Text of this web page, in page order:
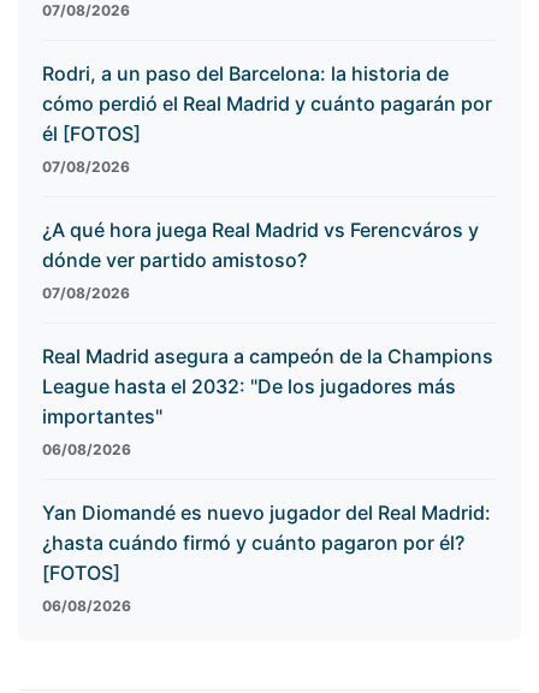
07/08/2026
Rodri, a un paso del Barcelona: la historia de
cómo perdió el Real Madrid y cuánto pagarán por
él [FOTOS]
07/08/2026
¿A qué hora juega Real Madrid vs Ferencváros y
dónde ver partido amistoso?
07/08/2026
Real Madrid asegura a campeón de la Champions
League hasta el 2032: "De los jugadores más
importantes"
06/08/2026
Yan Diomandé es nuevo jugador del Real Madrid:
¿hasta cuándo firmó y cuánto pagaron por él?
[FOTOS]
06/08/2026